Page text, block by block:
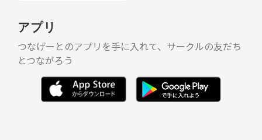
アプリ
つなげーとのアプリを手に入れて、サークルの友だち
とつながろう